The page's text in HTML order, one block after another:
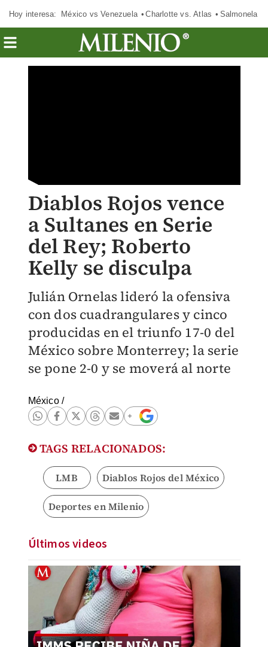
Hoy interesa: México vs Venezuela Charlotte vs. Atlas Salmonela
Diablos Rojos vence
a Sultanes en Serie
del Rey; Roberto
Kelly se disculpa
Julián Ornelas lideró la ofensiva
con dos cuadrangulares y cinco
producidas en el triunfo 17-0 del
México sobre Monterrey; la serie
se pone 2-0 y se moverá al norte
México/
TAGS RELACIONADOS:
LMB Diablos Rojos del México
Deportes en Milenio
Últimos videos